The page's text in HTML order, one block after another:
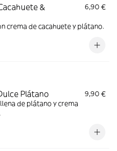
&
6,90 €
crema de cacahuete y plátano.
Plátano
9,90 €
de plátano y crema